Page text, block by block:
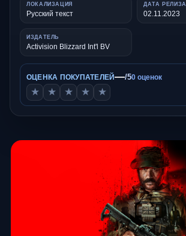
ЛОКАЛИЗАЦИЯ
Русский текст
ДАТА РЕЛИЗА
02.11.2023
ИЗДАТЕЛЬ
Activision Blizzard Int'l BV
ОЦЕНКА ПОКУПАТЕЛЕЙ—/50 оценок
★ ★ ★ ★ ★